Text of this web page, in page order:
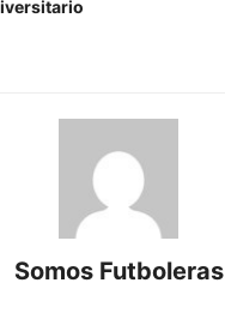
Somos Futboleras